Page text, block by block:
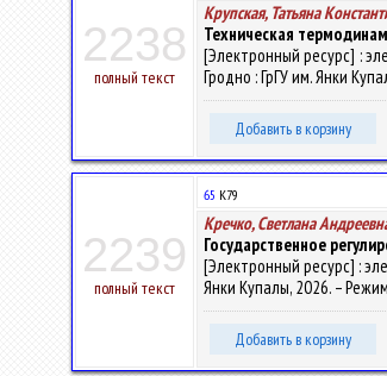
2238
полный текст
Крупская, Татьяна
Техническая
[Электронный ресурс] :
Гродно : ГрГУ им. Янки
Добавить в корзину
2239
полный текст
65 К79
Кречко, Светлана
Государственное
[Электронный ресурс] :
Янки Купалы, 2026. –
Добавить в корзину